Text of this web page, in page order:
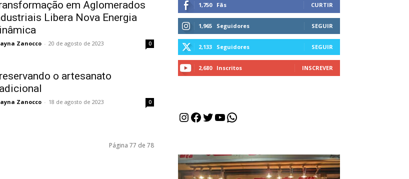
em Aglomerados
Libera Nova Energia
Zanocco - 20 de agosto de 2023 0
o artesanato
Zanocco - 18 de agosto de 2023 0
Página 77 de 78
1,750 Fãs CURTIR
1,965 Seguidores SEGUIR
2,133 Seguidores SEGUIR
2,680 Inscritos INSCREVER
Instagram
Facebook
Twitter
Youtube
WhatsApp